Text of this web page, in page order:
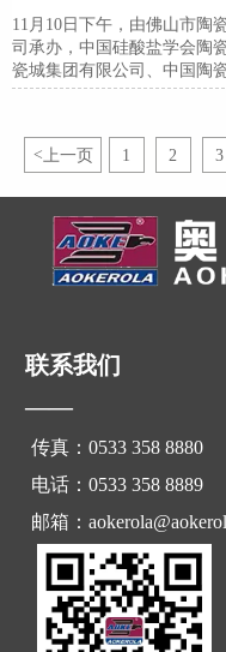
11月10日下午，由佛山市陶
司承办，中国硅酸盐学会陶
瓷城集团有限公司、中国陶
服务有限公司、佛山市陶瓷
制备新技术论坛——论道干
<上一页 1 2 3
联系我们
——
传真：0533 358 8880
电话：0533 358 8889
邮箱：